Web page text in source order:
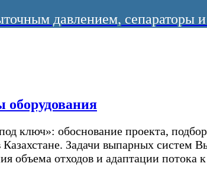
давлением, сепараторы и
оборудования
ключ»: обоснование проекта,
Задачи выпарных систем
объема отходов и адаптации